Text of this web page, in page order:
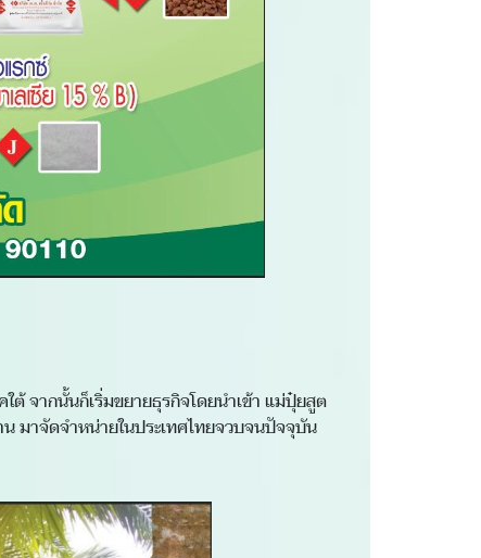
ต้ จากนั้นก็เริ่มขยายธุรกิจโดยนำเข้า แม่ปุ๋ยสูต
มาจัดจำหน่ายในประเทศไทยจวบจนปัจจุบัน